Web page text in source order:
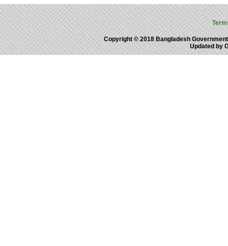
Copyright © 2018 Bangladesh
Updated by